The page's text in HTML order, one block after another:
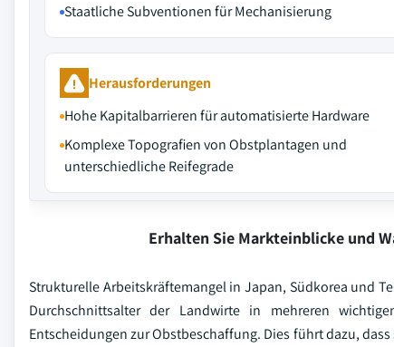
Staatliche Subventionen für Mechanisierung
Herausforderungen
Hohe Kapitalbarrieren für automatisierte Hardware
Komplexe Topografien von Obstplantagen und
unterschiedliche Reifegrade
Erhalten Sie Markteinblicke und
Strukturelle Arbeitskräftemangel in Japan, Südkorea und
Durchschnittsalter der Landwirte in mehreren
Entscheidungen zur Obstbeschaffung. Dies führt dazu,